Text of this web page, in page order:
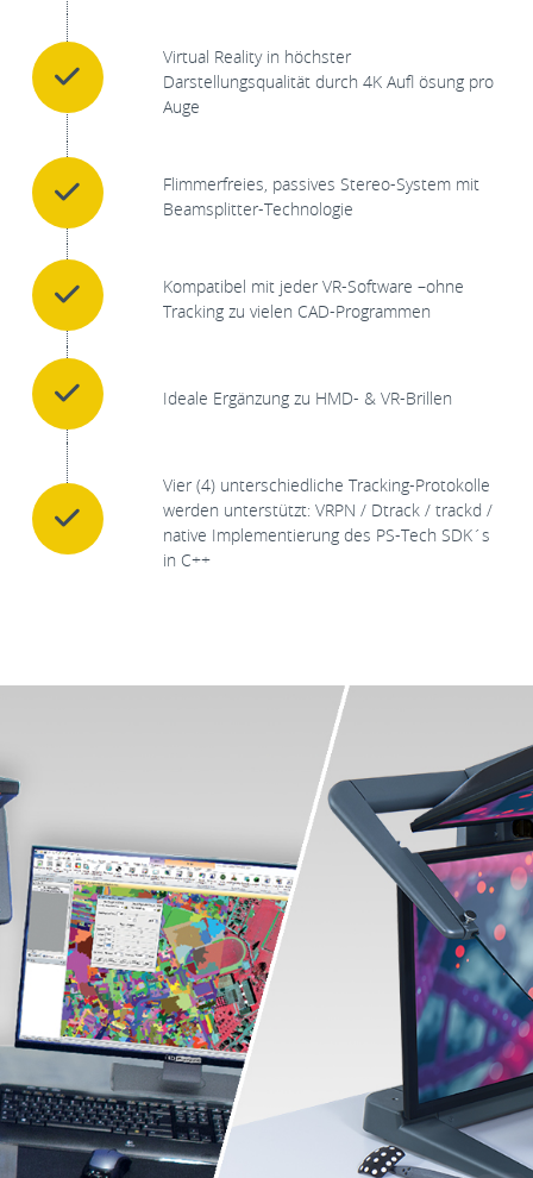
Virtual Reality in höchster
Darstellungsqualität durch 4K Aufl ösung pro
Auge
Flimmerfreies, passives Stereo-System mit
Beamsplitter-Technologie
Kompatibel mit jeder VR-Software –ohne
Tracking zu vielen CAD-Programmen
Ideale Ergänzung zu HMD- & VR-Brillen
Vier (4) unterschiedliche Tracking-Protokolle
werden unterstützt: VRPN / Dtrack / trackd /
native Implementierung des PS-Tech SDK´s
in C++